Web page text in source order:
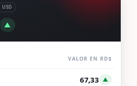
USD
▲
VALOR EN RD$
67,33 ▲